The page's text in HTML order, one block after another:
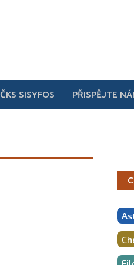
ČKS SISYFOS PŘISPĚJTE